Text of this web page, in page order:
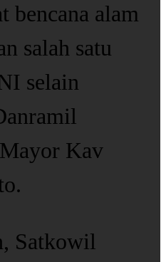
bencana alam
salah satu
selain
Kav
Satkowil